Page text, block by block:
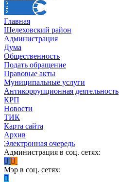
Главная
Шелеховский район
Администрация
Дума
Общественность
Подать обращение
Правовые акты
Муниципальные услуги
Антикоррупционная деятельность
КРП
Новости
ТИК
Карта сайта
Архив
Электронная очередь
Администрация в соц. сетях:
Мэр в соц. сетях: